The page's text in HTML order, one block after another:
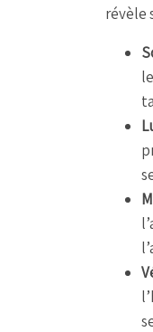
révèle